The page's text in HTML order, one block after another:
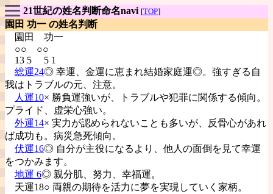
21世紀の姓名判断命名navi [TOP]
園田 功一 の姓名判断
園田 功一
○○ ○○
13 5 5 1
総運24◎ 幸運、金運に恵まれ結婚家庭運◎。強すぎる自
我はトラブルの元、注意。
人運10× 勝負運強いが、トラブルや犯罪に関係する傾向。
プライド、虚栄心強い。
外運14× 実力が認められないことも多いが、反骨心があれ
ば成功も。病災急死傾向。
伏運16◎ 自分が主役になるより、他人の面倒を見て幸運
をつかみます。
地運 6◎ 親分肌、努力、幸福運。
天運18○ 両親の期待を活力に夢を実現していく家柄。